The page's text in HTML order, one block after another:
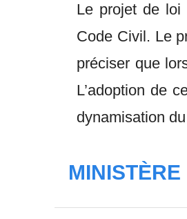
Le projet de loi
Code Civil. Le
préciser que
L’adoption de
dynamisation